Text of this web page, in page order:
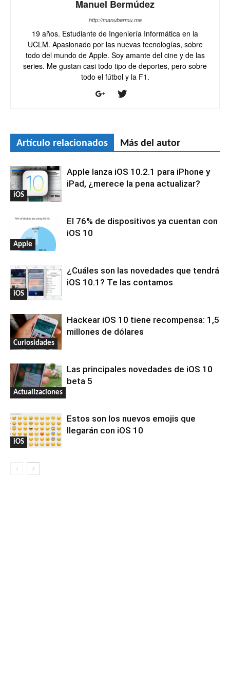
Manuel Bermúdez
http://manubermu.me
19 años. Estudiante de Ingeniería Informática en la
UCLM. Apasionado por las nuevas tecnologías, sobre
todo del mundo de Apple. Soy amante del cine y de las
series. Me gustan casi todo tipo de deportes, pero sobre
todo el fútbol y la F1.
Artículo relacionados Más del autor
iOS
Apple lanza iOS 10.2.1 para iPhone y
iPad, ¿merece la pena actualizar?
Apple
El 76% de dispositivos ya cuentan con
iOS 10
iOS
¿Cuáles son las novedades que tendrá
iOS 10.1? Te las contamos
Curiosidades
Hackear iOS 10 tiene recompensa: 1,5
millones de dólares
Actualizaciones
Las principales novedades de iOS 10
beta 5
iOS
Estos son los nuevos emojis que
llegarán con iOS 10